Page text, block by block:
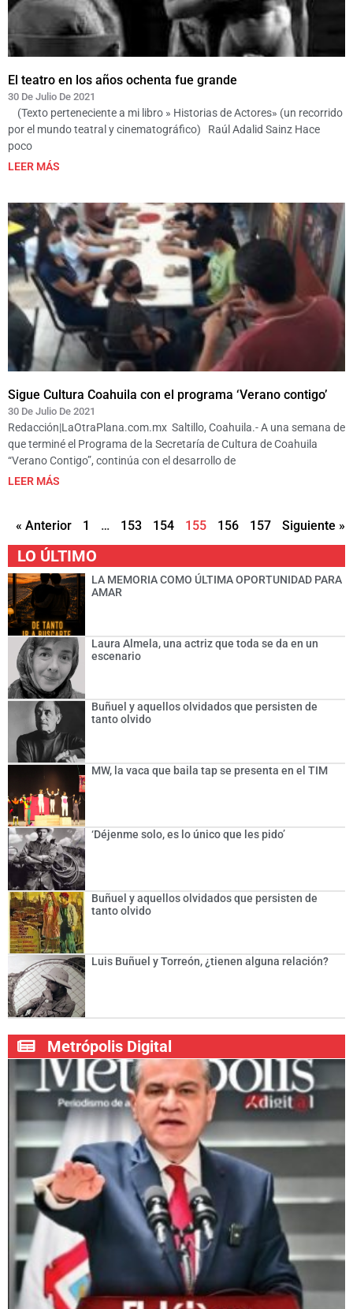
El teatro en los años ochenta fue grande
30 De Julio De 2021
(Texto perteneciente a mi libro » Historias de Actores» (un recorrido
por el mundo teatral y cinematográfico) Raúl Adalid Sainz Hace
poco
LEER MÁS
Sigue Cultura Coahuila con el programa ‘Verano contigo’
30 De Julio De 2021
Redacción|LaOtraPlana.com.mx Saltillo, Coahuila.- A una semana de
que terminé el Programa de la Secretaría de Cultura de Coahuila
“Verano Contigo”, continúa con el desarrollo de
LEER MÁS
« Anterior 1 … 153 154 155 156 157 Siguiente »
LO ÚLTIMO
LA MEMORIA COMO ÚLTIMA OPORTUNIDAD PARA
AMAR
Laura Almela, una actriz que toda se da en un
escenario
Buñuel y aquellos olvidados que persisten de
tanto olvido
MW, la vaca que baila tap se presenta en el TIM
‘Déjenme solo, es lo único que les pido’
Buñuel y aquellos olvidados que persisten de
tanto olvido
Luis Buñuel y Torreón, ¿tienen alguna relación?
Metrópolis Digital